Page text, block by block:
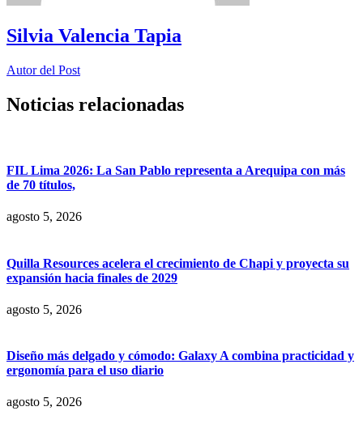
Silvia Valencia Tapia
Autor del Post
Noticias relacionadas
FIL Lima 2026: La San Pablo representa a Arequipa con más
de 70 títulos,
agosto 5, 2026
Quilla Resources acelera el crecimiento de Chapi y proyecta su
expansión hacia finales de 2029
agosto 5, 2026
Diseño más delgado y cómodo: Galaxy A combina practicidad y
ergonomía para el uso diario
agosto 5, 2026